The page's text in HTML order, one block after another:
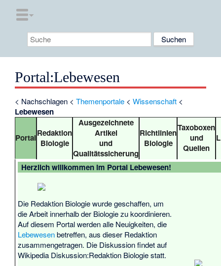
Portal:Lebewesen
< Nachschlagen <Themenportale <Wissenschaft <
Lebewesen
PortalRedaktion
Biologie
Ausgezeichnete
Artikel
und
Qualitätssicherung
Richtlinien
Biologie
Taxoboxen
und
Quellen
Herzlich willkommen im Portal Lebewesen!
Die Redaktion Biologiewurde geschaffen, um
die Arbeit innerhalb der Biologie zu koordinieren.
Auf diesem Portal werden alle Neuigkeiten, die
Lebewesenbetreffen, aus dieser Redaktion
zusammengetragen. Die Diskussion findet auf
Wikipedia Diskussion:Redaktion Biologiestatt.